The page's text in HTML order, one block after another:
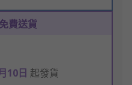
費送貨
10日 起發貨